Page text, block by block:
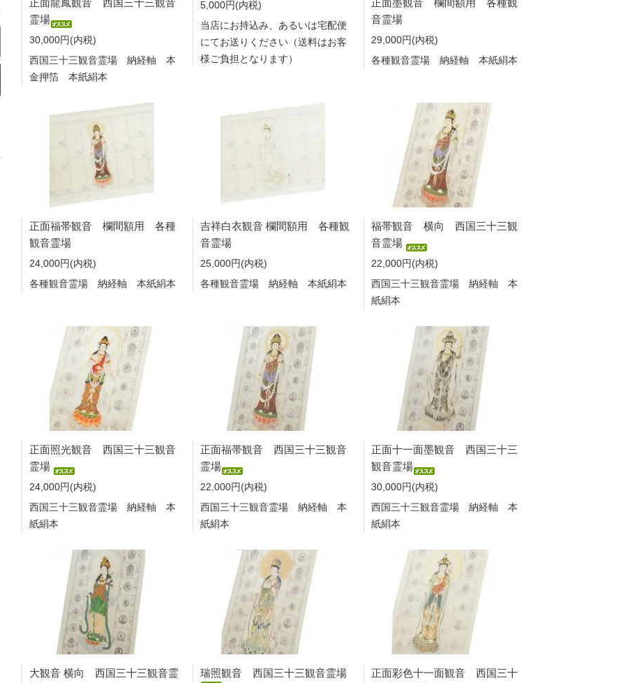
正面龍鳳観音 西国三十三観音
霊場
30,000円(内税)
西国三十三観音霊場 納経軸 本
金押箔 本紙絹本
5,000円(内税)
当店にお持込み、あるいは宅配便
にてお送りください（送料はお客
様ご負担となります）
正面墨観音 欄間額用 各種観
音霊場
29,000円(内税)
各種観音霊場 納経軸 本紙絹本
正面福帯観音 欄間額用 各種
観音霊場
24,000円(内税)
各種観音霊場 納経軸 本紙絹本
吉祥白衣観音 欄間額用 各種観
音霊場
25,000円(内税)
各種観音霊場 納経軸 本紙絹本
福帯観音 横向 西国三十三観
音霊場
22,000円(内税)
西国三十三観音霊場 納経軸 本
紙絹本
正面照光観音 西国三十三観音
霊場
24,000円(内税)
西国三十三観音霊場 納経軸 本
紙絹本
正面福帯観音 西国三十三観音
霊場
22,000円(内税)
西国三十三観音霊場 納経軸 本
紙絹本
正面十一面墨観音 西国三十三
観音霊場
30,000円(内税)
西国三十三観音霊場 納経軸 本
紙絹本
大観音 横向 西国三十三観音霊
瑞照観音 西国三十三観音霊場
正面彩色十一面観音 西国三十